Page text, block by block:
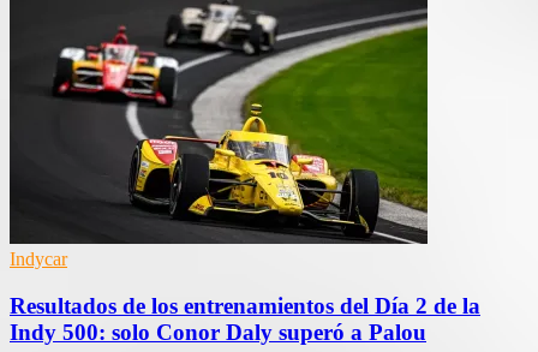
Indycar
Resultados de los entrenamientos del Día 2 de la
Indy 500: solo Conor Daly superó a Palou